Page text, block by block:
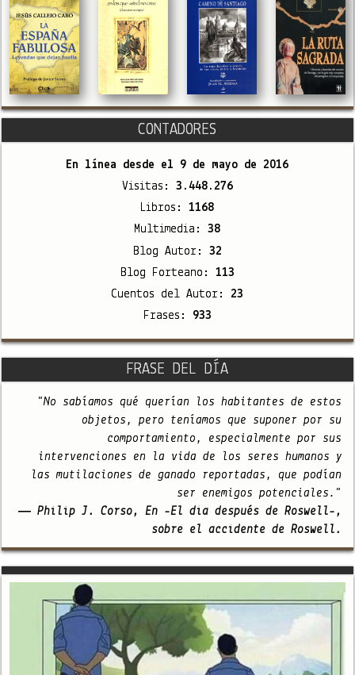
CONTADORES
En línea desde el 9 de mayo de 2016
Visitas: 3.448.276
Libros:1168
Multimedia:38
Blog Autor: 32
Blog Forteano: 113
Cuentos del Autor: 23
Frases: 933
FRASE DEL DÍA
"No sabíamos qué querían los habitantes de estos
objetos, pero teníamos que suponer por su
comportamiento, especialmente por sus
intervenciones en la vida de los seres humanos y
las mutilaciones de ganado reportadas, que podían
ser enemigos potenciales."
— Philip J. Corso, En -El día después de Roswell-,
sobre el accidente de Roswell.